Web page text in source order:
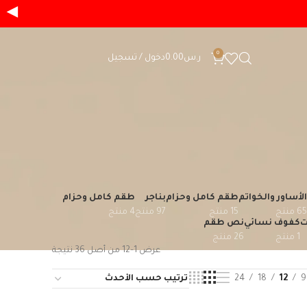
0
ر.س0.00دخول / تسجيل
الأساور والخواتم
65
طقم كامل وحزام
15
بناجر
97
طقم كامل وحزام
4
كفوف نسائي
1
نص طقم
26
عرض 1–12 من أصل 36 نتيجة
9
12
18
24
◀